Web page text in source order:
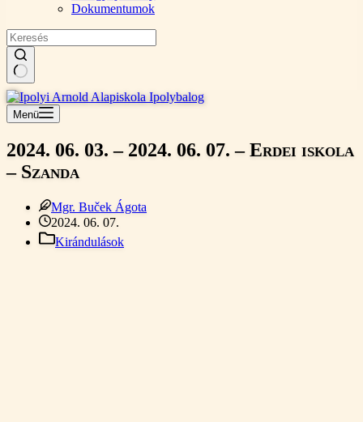
Dokumentumok
Nincs
találat
Menü
2024. 06. 03. – 2024. 06. 07. – Erdei iskola
– Szanda
Mgr. Buček Ágota
2024. 06. 07.
Kirándulások